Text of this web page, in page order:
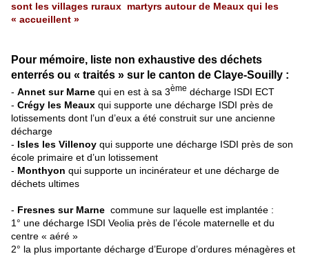
sont les villages ruraux martyrs autour de Meaux qui les
« accueillent »
Pour mémoire, liste non exhaustive des déchets
enterrés ou « traités » sur le canton de Claye-Souilly :
- Annet sur Marne qui en est à sa 3ème décharge ISDI ECT
- Crégy les Meaux qui supporte une décharge ISDI près de
lotissements dont l’un d’eux a été construit sur une ancienne
décharge
- Isles les Villenoy qui supporte une décharge ISDI près de son
école primaire et d’un lotissement
- Monthyon qui supporte un incinérateur et une décharge de
déchets ultimes
- Fresnes sur Marne commune sur laquelle est implantée :
1° une décharge ISDI Veolia près de l’école maternelle et du
centre « aéré »
2° la plus importante décharge d’Europe d’ordures ménagères et